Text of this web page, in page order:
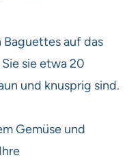
auf das
sie etwa 20
und knusprig sind.
Gemüse und